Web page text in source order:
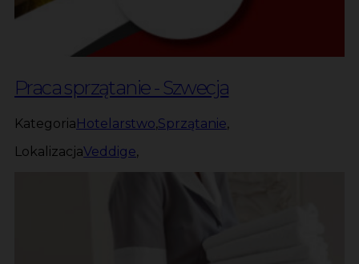
Praca sprzątanie - Szwecja
KategoriaHotelarstwo,Sprzątanie,
LokalizacjaVeddige,